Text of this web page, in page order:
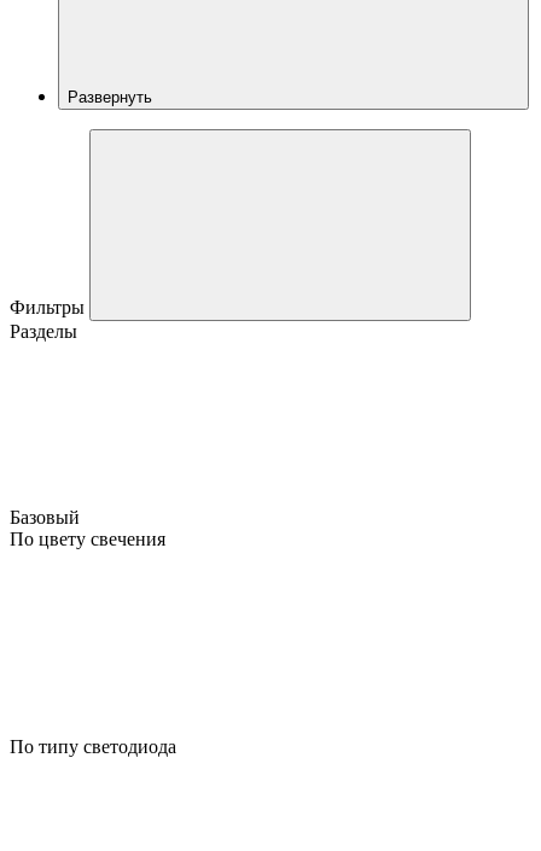
Развернуть
Фильтры
Разделы
Базовый
По цвету свечения
По типу светодиода